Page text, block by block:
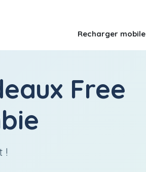
Recharger mobile
Free
!